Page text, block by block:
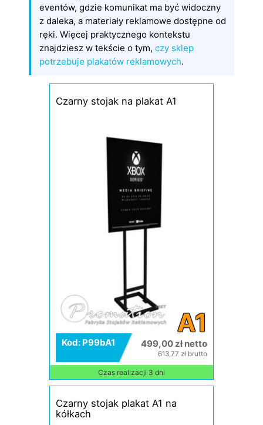
eventów, gdzie komunikat ma być widoczny
z daleka, a materiały reklamowe dostępne od
ręki. Więcej praktycznego kontekstu
znajdziesz w tekście o tym, czy sklep
potrzebuje plakatów reklamowych.
Czarny stojak na plakat A1
A1
Kod: P99bA1 499,00 zł netto
613,77 zł brutto
Czas realizacji 3 dni
Czarny stojak plakat A1 na
kółkach